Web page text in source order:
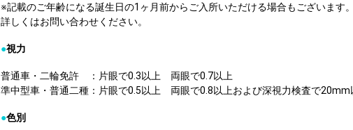
※記載のご年齢になる誕生日の1ヶ月前からご入所いただける場合もございます。
詳しくはお問い合わせください。
●視力
普通車・二輪免許 ：片眼で0.3以上 両眼で0.7以上
準中型車・普通二種：片眼で0.5以上 両眼で0.8以上および深視力検査で20mm
●色別